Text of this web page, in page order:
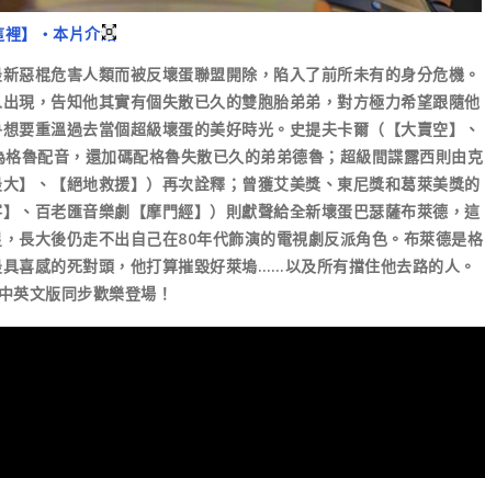
】
‧本片介紹
棍危害人類而被反壞蛋聯盟開除，陷入了前所未有的身分危機。
現，告知他其實有個失散已久的雙胞胎弟弟，對方極力希望跟隨他
要重溫過去當個超級壞蛋的美好時光。史提夫卡爾（【大賣空】、
格魯配音，還加碼配格魯失散已久的弟弟德魯；超級間諜露西則由克
】、【絕地救援】）再次詮釋；曾獲艾美獎、東尼獎和葛萊美獎的
、百老匯音樂劇【摩門經】）則獻聲給全新壞蛋巴瑟薩布萊德，這
長大後仍走不出自己在80年代飾演的電視劇反派角色。布萊德是格
喜感的死對頭，他打算摧毀好萊塢……以及所有擋住他去路的人。
英文版同步歡樂登場！